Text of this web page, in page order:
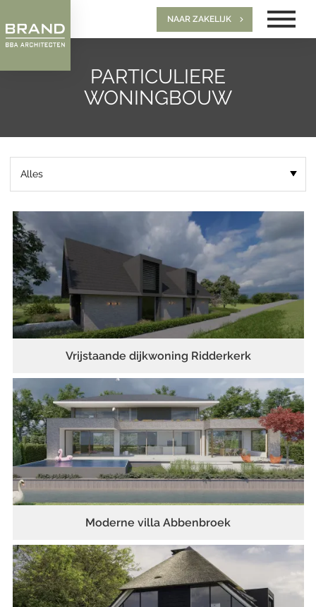
NAAR ZAKELIJK
PARTICULIERE
WONINGBOUW
Vrijstaande dijkwoning Ridderkerk
Moderne villa Abbenbroek